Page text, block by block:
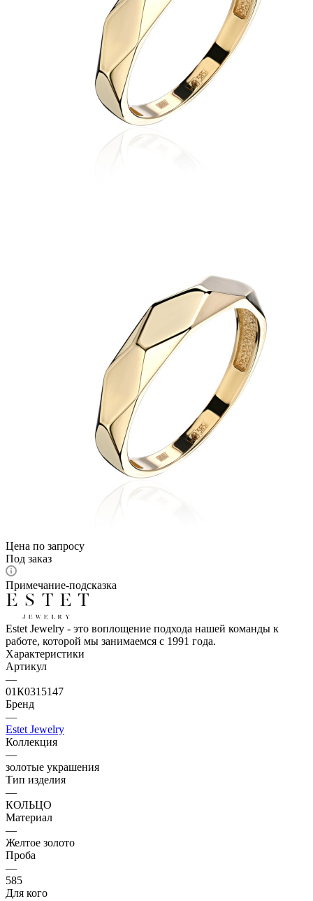
Цена по запросу
Под заказ
Примечание-подсказка
Estet Jewelry - это воплощение подхода нашей команды к
работе, которой мы занимаемся с 1991 года.
Характеристики
Артикул
—
01К0315147
Бренд
—
Estet Jewelry
Коллекция
—
золотые украшения
Тип изделия
—
КОЛЬЦО
Материал
—
Желтое золото
Проба
—
585
Для кого